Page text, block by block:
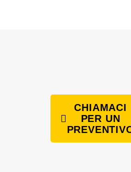
CHIAMACI
PER UN